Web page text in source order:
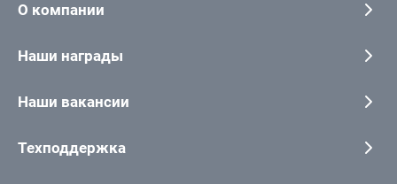
О компании
Наши награды
Наши вакансии
Техподдержка